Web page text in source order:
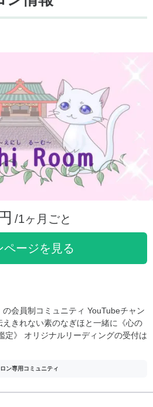
/1ヶ月ごと
ページを見る
会員制コミュニティ YouTubeチャン
きれない素のなぎほと一緒に《心の
定》 オリジナルリーディングの受付は
ン専用コミュニティ